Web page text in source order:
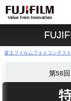
富士フイルムフォトコンテスト
第58